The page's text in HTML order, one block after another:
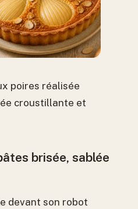
poires réalisée
croustillante et
brisée, sablée
devant son robot